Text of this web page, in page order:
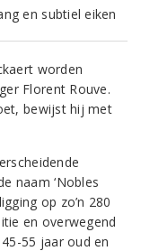
en subtiel eiken
worden
Florent Rouve.
bewijst hij met
naam ‘Nobles
op zo’n 280
en overwegend
55 jaar oud en